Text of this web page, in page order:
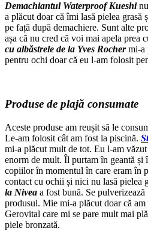
Demachiantul Waterproof Kueshi
a plăcut doar că îmi lasă pielea grasă
pe față după demachiere. Sunt alte
așa că nu cred că voi mai apela prea
cu albăstrele de la Yves Rochermi-a
pentru ochi doar că eu l-am folosit
Produse de plajă consumate
Aceste produse am reușit să le
Le-am folosit cât am fost la piscină.
mi-a plăcut mult de tot. Eu l-am
enorm de mult. Îl purtam în geantă și
copiilor în momentul în care eram în
contact cu ochii și nici nu lasă pielea
la Nivea a fost bună. Se
produsul. Mie mi-a plăcut doar că
Gerovital care mi se pare mult mai
piele bronzată.